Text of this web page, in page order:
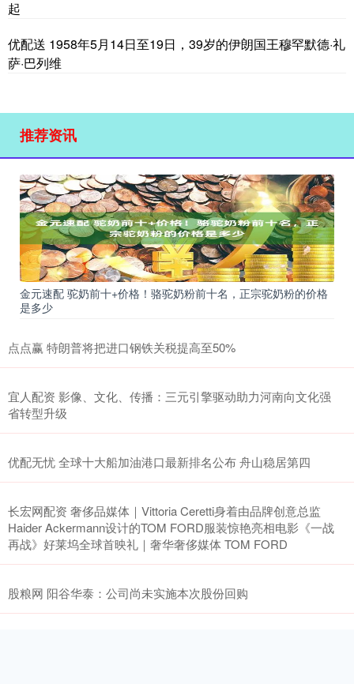
起
优配送 1958年5月14日至19日，39岁的伊朗国王穆罕默德·礼
萨·巴列维
推荐资讯
金元速配 驼奶前十+价格！骆驼奶粉前十名，正宗驼奶粉的价格
是多少
点点赢 特朗普将把进口钢铁关税提高至50%
宜人配资 影像、文化、传播：三元引擎驱动助力河南向文化强
省转型升级
优配无忧 全球十大船加油港口最新排名公布 舟山稳居第四
长宏网配资 奢侈品媒体｜Vittoria Ceretti身着由品牌创意总监
Haider Ackermann设计的TOM FORD服装惊艳亮相电影《一战
再战》好莱坞全球首映礼｜奢华奢侈媒体 TOM FORD
股粮网 阳谷华泰：公司尚未实施本次股份回购